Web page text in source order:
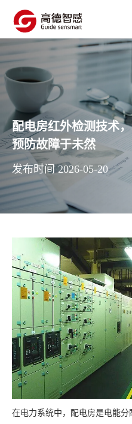
配电房红外检测技术
预防故障于未然
发布时间 2026-05-20
在电力系统中，配电房是电能